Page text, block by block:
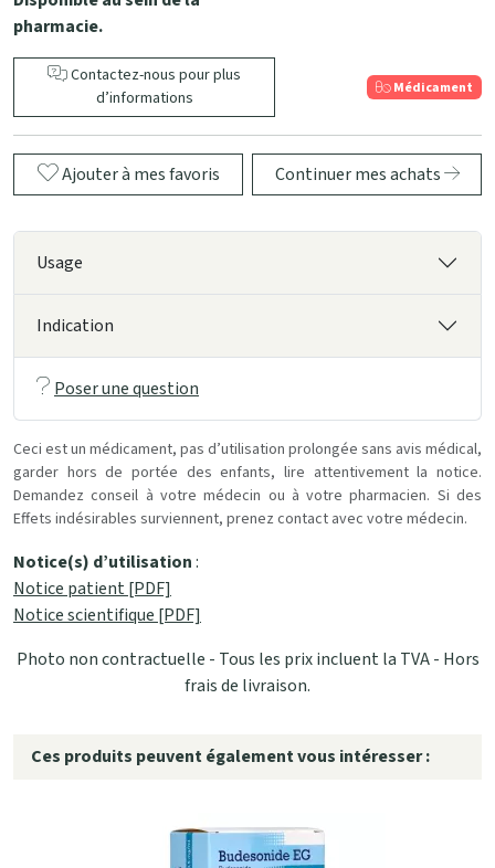
pharmacie.
Contactez-nous pour plus
d’informations
Médicament
Ajouter à mes favoris Continuer mes achats
Usage
Indication
Poser une question
Ceci est un médicament, pas d’utilisation prolongée sans avis médical,
garder hors de portée des enfants, lire attentivement la notice.
Demandez conseil à votre médecin ou à votre pharmacien. Si des
Effets indésirables surviennent, prenez contact avec votre médecin.
Notice(s) d’utilisation:
Notice patient [PDF]
Notice scientifique [PDF]
Photo non contractuelle - Tous les prix incluent la TVA - Hors
frais de livraison.
Ces produits peuvent également vous intéresser :